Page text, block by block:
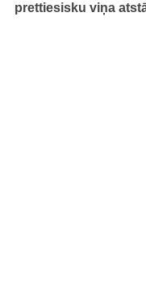
prettiesisku viņa